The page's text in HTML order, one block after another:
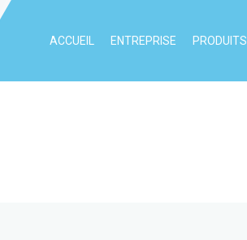
ACCUEIL ENTREPRISE PRODUITS